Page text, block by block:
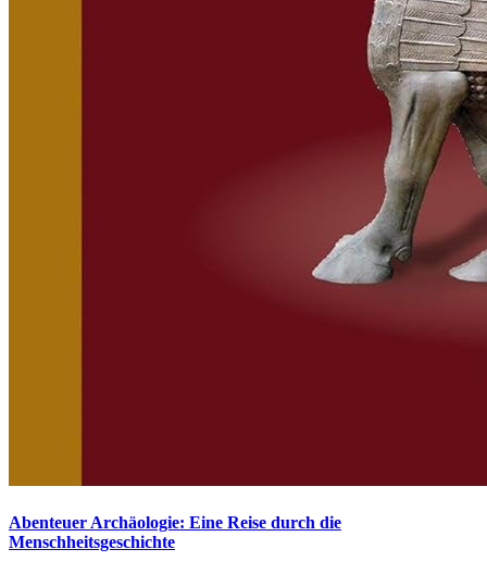
Abenteuer Archäologie: Eine Reise durch die
Menschheitsgeschichte